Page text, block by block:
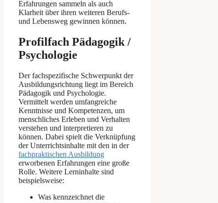
Erfahrungen sammeln als auch
Klarheit über ihren weiteren Berufs-
und Lebensweg gewinnen können.
Profilfach Pädagogik /
Psychologie
Der fachspezifische Schwerpunkt der
Ausbildungsrichtung liegt im Bereich
Pädagogik und Psychologie.
Vermittelt werden umfangreiche
Kenntnisse und Kompetenzen, um
menschliches Erleben und Verhalten
verstehen und interpretieren zu
können. Dabei spielt die Verknüpfung
der Unterrichtsinhalte mit den in der
fachpraktischen Ausbildung
erworbenen Erfahrungen eine große
Rolle. Weitere Lerninhalte sind
beispielsweise:
Was kennzeichnet die